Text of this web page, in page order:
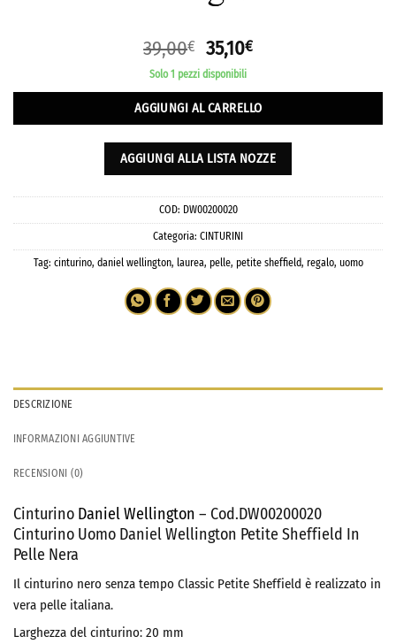
39,00€ 35,10€
Solo 1 pezzi disponibili
AGGIUNGI AL CARRELLO
AGGIUNGI ALLA LISTA NOZZE
COD: DW00200020
Categoria: CINTURINI
Tag: cinturino, daniel wellington, laurea, pelle, petite sheffield, regalo, uomo
DESCRIZIONE
INFORMAZIONI AGGIUNTIVE
RECENSIONI (0)
Cinturino Daniel Wellington – Cod.DW00200020
Cinturino Uomo Daniel Wellington Petite Sheffield In
Pelle Nera
Il cinturino nero senza tempo Classic Petite Sheffield è realizzato in
vera pelle italiana.
Larghezza del cinturino: 20 mm